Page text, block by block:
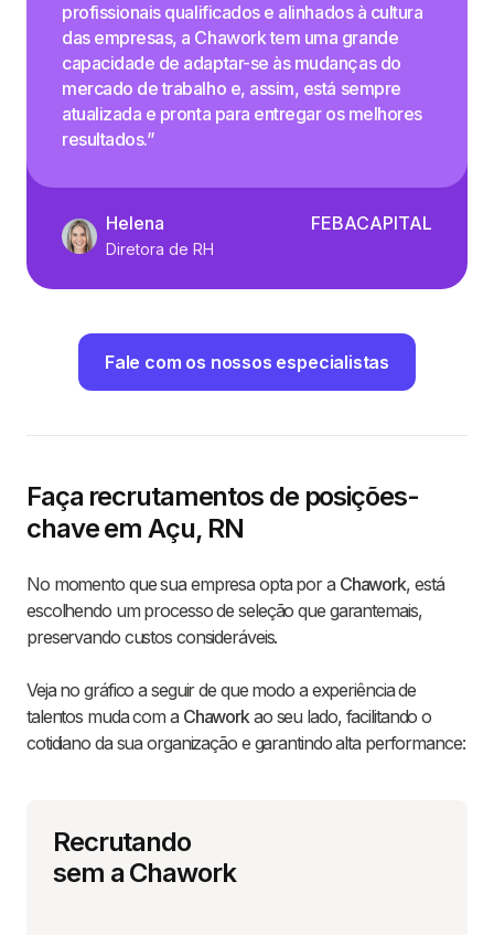
profissionais qualificados e alinhados à cultura
das empresas, a Chawork tem uma grande
capacidade de adaptar-se às mudanças do
mercado de trabalho e, assim, está sempre
atualizada e pronta para entregar os melhores
resultados.”
Helena
Diretora de RH
FEBACAPITAL
Fale com os nossos especialistas
Faça recrutamentos de posições-
chave em Açu, RN
No momento que sua empresa opta por a Chawork, está
escolhendo um processo de seleção que garantemais,
preservando custos consideráveis.
Veja no gráfico a seguir de que modo a experiência de
talentos muda com a Chaworkao seu lado, facilitando o
cotidiano da sua organização e garantindo alta performance:
Recrutando
sem a Chawork